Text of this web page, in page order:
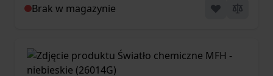
Brak w magazynie